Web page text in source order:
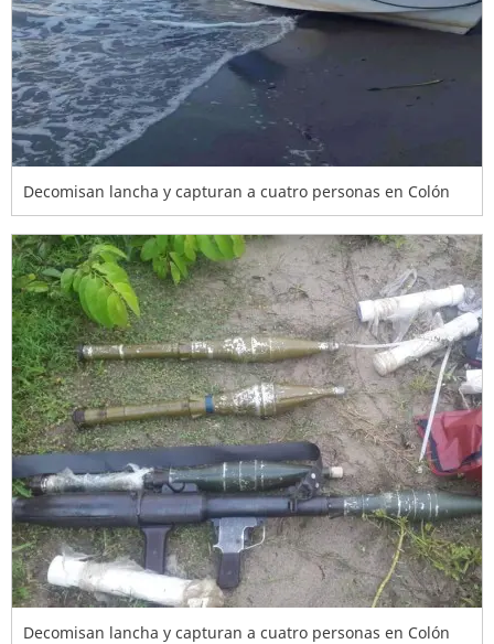
Decomisan lancha y capturan a cuatro personas en Colón
Decomisan lancha y capturan a cuatro personas en Colón